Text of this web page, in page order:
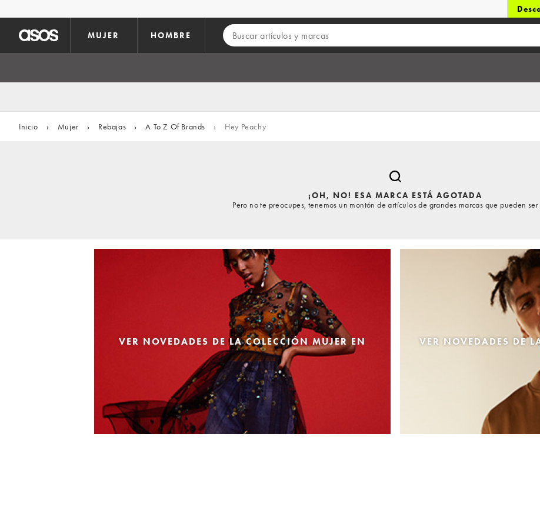
MUJER HOMBRE
Inicio › Mujer › Rebajas › A To Z Of Brands › Hey Peachy
¡OH, NO! ESA MARCA ESTÁ AGOTADA
Pero no te preocupes, tenemos un montón de artículos de grandes marcas que pueden ser
VER NOVEDADES DE LA COLECCIÓN MUJER EN VER NOVEDADES DE